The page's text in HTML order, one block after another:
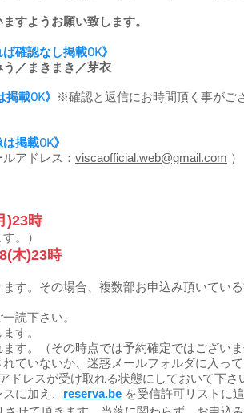
すようお願い致します。
確認なし掲載OK》
／まきまき／芽衣
載OK》 ※確認と返信にお時間頂く事がご
掲載OK》
アドレス： viscaofficial.web@gmail.com ）
)23時
。）
木)23時
す。その場合、複数部お申込み頂いてい
読下さい。
す。
す。（その時点では予約確定ではござい
ていないか、迷惑メールフォルダに入っ
ドレスが受け取れる状態にしておいて下さ
に加え、 reserva.be を受信許可リストに